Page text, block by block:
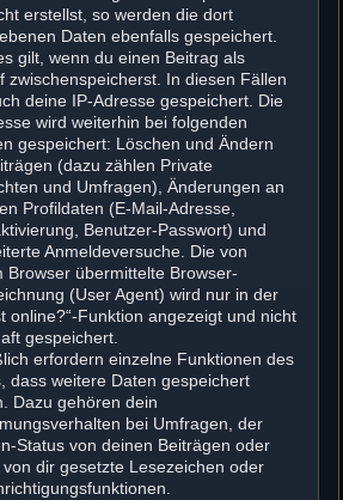
erstellst, so werden die dort
Daten ebenfalls gespeichert.
gilt, wenn du einen Beitrag als
zwischenspeicherst. In diesen Fällen
deine IP-Adresse gespeichert. Die
wird weiterhin bei folgenden
gespeichert: Löschen und Ändern
(dazu zählen Private
und Umfragen), Änderungen an
Profildaten (E-Mail-Adresse,
Benutzer-Passwort) und
Anmeldeversuche. Die von
Browser übermittelte Browser-
(User Agent) wird nur in der
online?“-Funktion angezeigt und nicht
gespeichert.
erfordern einzelne Funktionen des
dass weitere Daten gespeichert
Dazu gehören dein
bei Umfragen, der
Status von deinen Beiträgen oder
von dir gesetzte Lesezeichen oder